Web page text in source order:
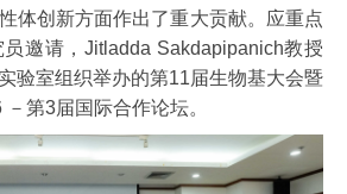
体创新方面作出了重大贡献。应重点
邀请，Jitladda Sakdapipanich教授
验室组织举办的第11届生物基大会暨
第3届国际合作论坛。